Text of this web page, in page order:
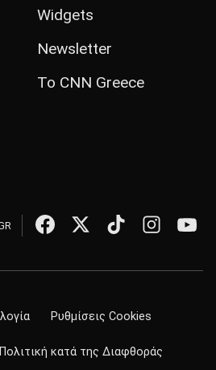
Widgets
Newsletter
Το CNN Greece
Ρυθμίσεις Cookies
Πολιτική κατά της Διαφθοράς